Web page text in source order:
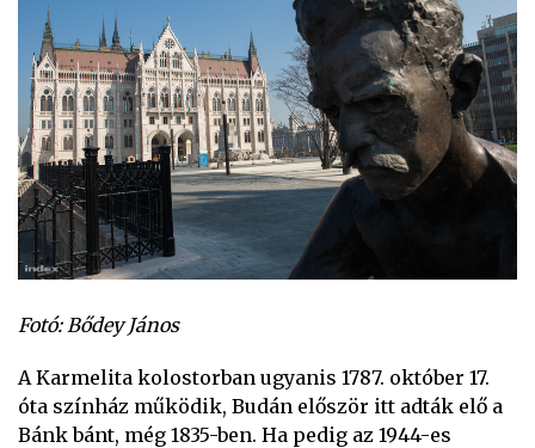
Fotó: Bődey János
A Karmelita kolostorban ugyanis 1787. október 17.
óta színház működik, Budán először itt adták elő a
Bánk bánt, még 1835-ben. Ha pedig az 1944-es